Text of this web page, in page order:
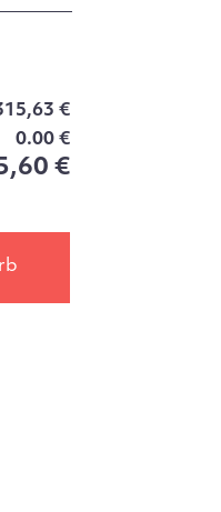
€
0.00 €
€